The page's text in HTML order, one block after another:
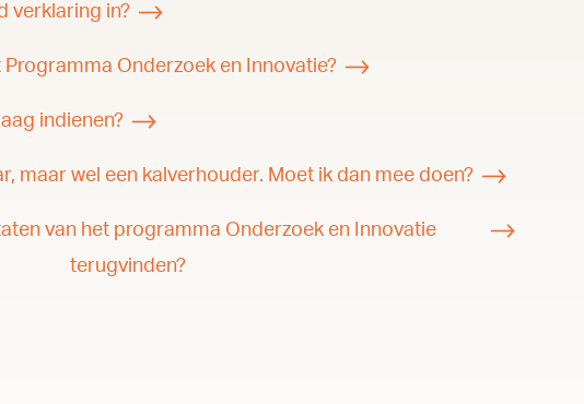
verklaring in?
Onderzoek en Innovatie?
indienen?
maar wel een kalverhouder. Moet ik dan mee doen?
van het programma Onderzoek en Innovatie
terugvinden?